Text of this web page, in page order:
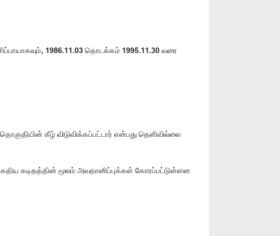
1986.11.03 தொடக்கம் 1995.11.30 வரை
கீழ் விடுவிக்கப்பட்டார் என்பது தெளிவில்லை
கடிதத்தின் மூலம் அவதானிப்புக்கள் கோரப்பட்டுள்ளன